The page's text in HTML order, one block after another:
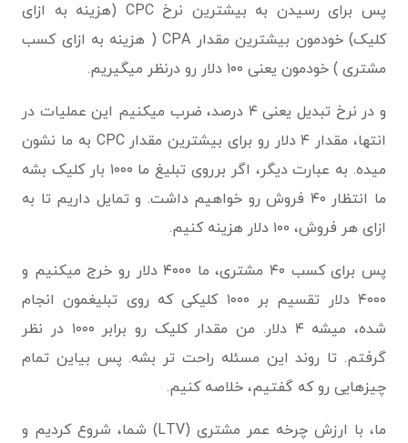
پس برای رسیدن به بیشترین نرخ CPC (هزینه ‌به ‌ازای
‌کلیک) خودمون بیشترین مقدار CPA ( هزینه به ازای کسب
مشتری ) خودمون یعنی ۱۰۰ دلار رو درنظر میگیریم.
و در نرخ تبدیل یعنی ۴ درصد، ضرب میکنیم این عملیات در
انتها، مقدار ۴ دلار رو برای بیشترین مقدار CPC به ما نشون
میده. به عبارت دیگر، اگر برروی تبلیغ ما ۱۰۰۰ بار کلیک بشه
ما انتظار ۴۰ فروش رو خواهیم داشت. و تمایل داریم تا به
ازای هر فروش، ۱۰۰ دلار هزینه کنیم.
پس برای کسب ۴۰ مشتری، ما ۴۰۰۰ دلار رو خرج میکنیم و
۴۰۰۰ دلار تقسیم بر ۱۰۰۰ کلیکی که روی تبلیغمون انجام
شده، میشه ۴ دلار. من مقدار کلیک رو برابر ۱۰۰۰ در نظر
گرفتم. تا روند این مسئله راحت تر بشه. پس بیاین تمام
چیزهایی رو که گفتیم، خلاصه کنیم.
ما، با ارزش چرخه عمر مشتری (LTV) شما، شروع کردیم و